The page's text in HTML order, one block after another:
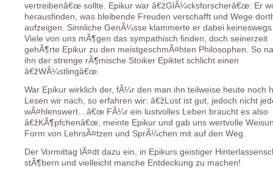
vertreibenâ€œ sollte. Epikur war â€žGlÃ¼cksforscherâ€œ: Er
herausfinden, was bleibende Freuden verschafft und Wege
aufzeigen. Sinnliche GenÃ¼sse klammerte er dabei
Viele von uns mÃ¶gen das sympathisch finden, doch seinerzeit
gehÃ¶rte Epikur zu den meistgeschmÃ¤hten Philosophen. So
ihn der strenge rÃ¶mische Stoiker Epiktet schlicht einen
â€žWÃ¼stlingâ€œ.
War Epikur wirklich der, fÃ¼r den man ihn teilweise heute noch
Lesen wir nach, so erfahren wir: â€žLust ist gut, jedoch nicht
wÃ¤hlenswert…â€œ FÃ¼r ein lustvolles Leben braucht es also
â€žKÃ¶pfchenâ€œ, meinte Epikur und gab uns wertvolle
Form von LehrsÃ¤tzen und SprÃ¼chen mit auf den Weg.
Der Vormittag lÃ¤dt dazu ein, in Epikurs geistiger
stÃ¶bern und vielleicht manche Entdeckung zu machen!